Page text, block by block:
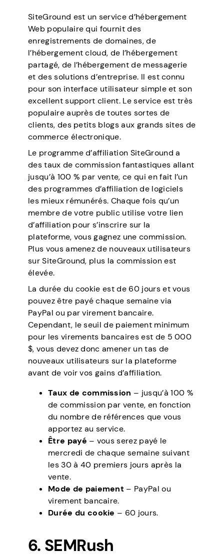
SiteGround est un service d’hébergement
Web populaire qui fournit des
enregistrements de domaines, de
l’hébergement cloud, de l’hébergement
partagé, de l’hébergement de messagerie
et des solutions d’entreprise. Il est connu
pour son interface utilisateur simple et son
excellent support client. Le service est très
populaire auprès de toutes sortes de
clients, des petits blogs aux grands sites de
commerce électronique.
Le programme d’affiliation SiteGround a
des taux de commission fantastiques allant
jusqu’à 100 % par vente, ce qui en fait l’un
des programmes d’affiliation de logiciels
les mieux rémunérés. Chaque fois qu’un
membre de votre public utilise votre lien
d’affiliation pour s’inscrire sur la
plateforme, vous gagnez une commission.
Plus vous amenez de nouveaux utilisateurs
sur SiteGround, plus la commission est
élevée.
La durée du cookie est de 60 jours et vous
pouvez être payé chaque semaine via
PayPal ou par virement bancaire.
Cependant, le seuil de paiement minimum
pour les virements bancaires est de 5 000
$, vous devez donc amener un tas de
nouveaux utilisateurs sur la plateforme
avant de voir vos gains d’affiliation.
Taux de commission – jusqu’à 100 %
de commission par vente, en fonction
du nombre de références que vous
apportez au service.
Être payé – vous serez payé le
mercredi de chaque semaine suivant
les 30 à 40 premiers jours après la
vente.
Mode de paiement – PayPal ou
virement bancaire.
Durée du cookie – 60 jours.
6. SEMRush